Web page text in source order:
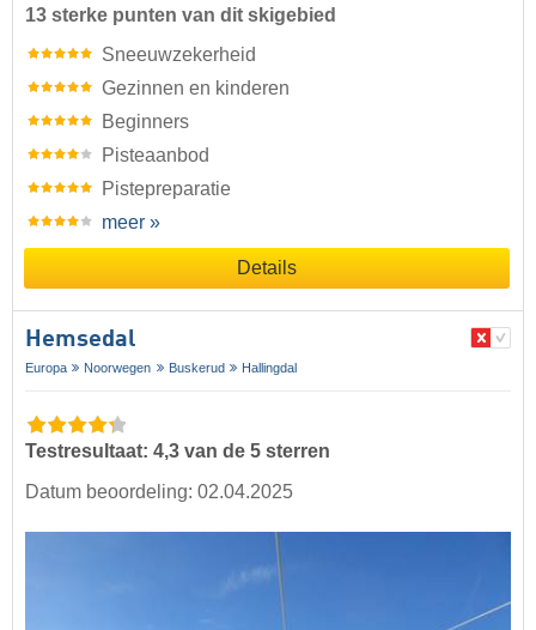
13 sterke punten van dit skigebied
Sneeuwzekerheid
Gezinnen en kinderen
Beginners
Pisteaanbod
Pistepreparatie
meer »
Details
Hemsedal
Europa Noorwegen Buskerud Hallingdal
Testresultaat: 4,3 van de 5 sterren
Datum beoordeling: 02.04.2025